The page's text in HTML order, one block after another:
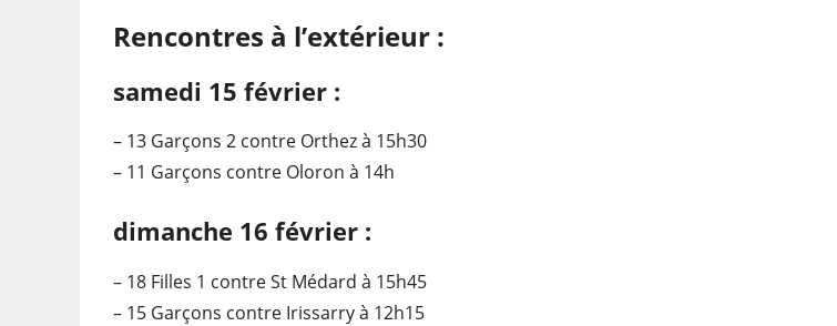
Rencontres à l’extérieur :
samedi 15 février :
– 13 Garçons 2 contre Orthez à 15h30
– 11 Garçons contre Oloron à 14h
dimanche 16 février :
– 18 Filles 1 contre St Médard à 15h45
– 15 Garçons contre Irissarry à 12h15